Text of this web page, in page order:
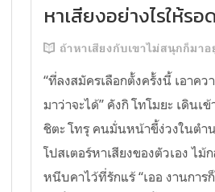
หาเสียงอย่างไรให้รอด
ถ้าหาเสียงกับเขาไม่สนุกก็มา
“ที่ลงสมัครเลือกตั้งครั้งนี้ เอาค
มาว่าจะได้” คังกิ โทโมยะ เดินเ
ชิตะ โทรุ คนมั่นหน้าขี้ง่วงในต
โปสเตอร์หาเสียงของตัวเอง ไม้
หนีบคาไว้ที่รักแร้ “เออ งานการ